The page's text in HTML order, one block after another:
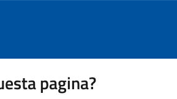
pagina?